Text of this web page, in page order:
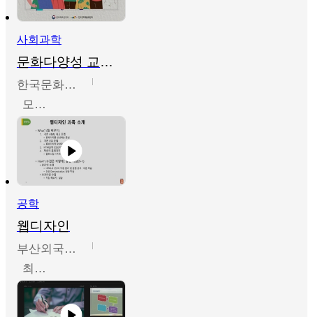
사회과학
문화다양성 교육의 이해
한국문화예술교육진흥원
모경환,성상환,정문성
공학
웹디자인
부산외국어대학교
최진오